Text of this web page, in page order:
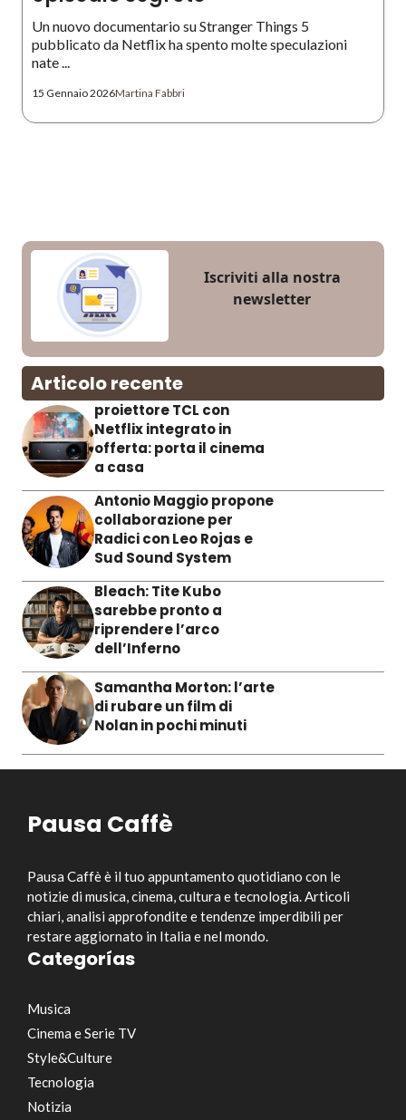
Un nuovo documentario su Stranger Things 5
pubblicato da Netflix ha spento molte speculazioni
nate ...
15 Gennaio 2026Martina Fabbri
Iscriviti alla nostra
newsletter
Articolo recente
proiettore TCL con
Netflix integrato in
offerta: porta il cinema
a casa
Antonio Maggio propone
collaborazione per
Radici con Leo Rojas e
Sud Sound System
Bleach: Tite Kubo
sarebbe pronto a
riprendere l’arco
dell’Inferno
Samantha Morton: l’arte
di rubare un film di
Nolan in pochi minuti
Pausa Caffè
Pausa Caffè è il tuo appuntamento quotidiano con le
notizie di musica, cinema, cultura e tecnologia. Articoli
chiari, analisi approfondite e tendenze imperdibili per
restare aggiornato in Italia e nel mondo.
Categorías
Musica
Cinema e Serie TV
Style&Culture
Tecnologia
Notizia